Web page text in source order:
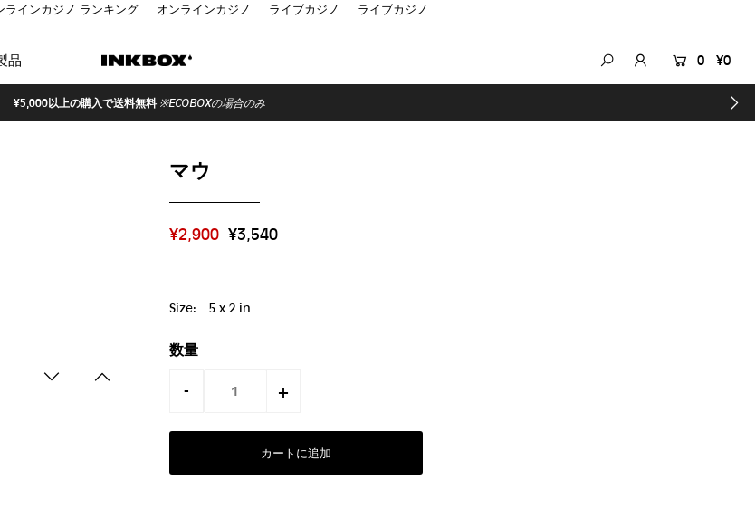
ラインカジノ ランキング オンラインカジノ ライブカジノ ライブカジノ
品 0 ¥0
¥5,000以上の購入で送料無料 ※ECOBOXの場合のみ
マウ
¥2,900 ¥3,540
Size: 5 x 2 in
数量
- +